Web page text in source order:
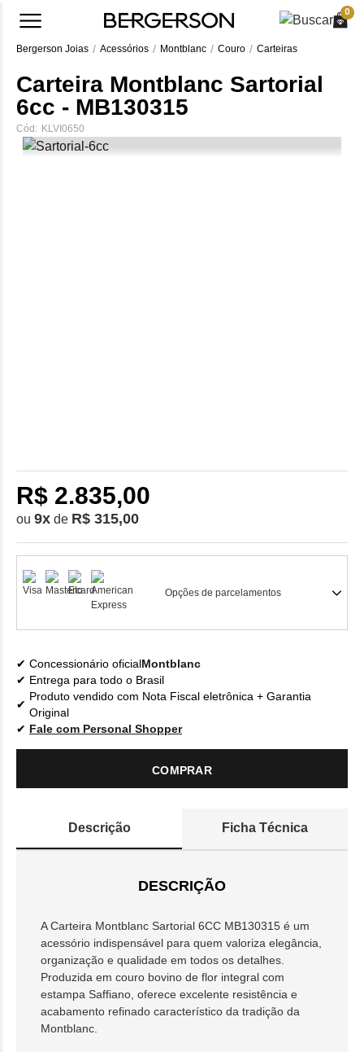
0
Bergerson Joias Acessórios Montblanc Couro Carteiras
Carteira Montblanc Sartorial
6cc - MB130315
Cód: KLVI0650
R$ 2.835,00
ou 9x de R$ 315,00
Opções de parcelamentos
Concessionário oficialMontblanc
Entrega para todo o Brasil
Produto vendido com Nota Fiscal eletrônica + Garantia
Original
Fale com Personal Shopper
COMPRAR
Descrição Ficha Técnica
DESCRIÇÃO
A Carteira Montblanc Sartorial 6CC MB130315 é um
acessório indispensável para quem valoriza elegância,
organização e qualidade em todos os detalhes.
Produzida em couro bovino de flor integral com
estampa Saffiano, oferece excelente resistência e
acabamento refinado característico da tradição da
Montblanc.